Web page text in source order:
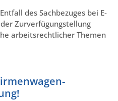
des Sachbezuges bei E-
Zurverfügungstellung
arbeitsrechtlicher Themen